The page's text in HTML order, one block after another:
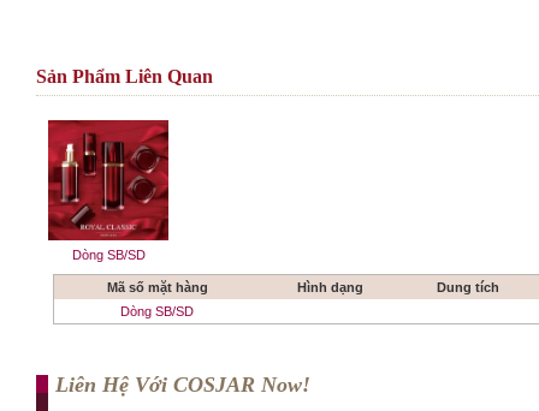
Sản Phẩm Liên Quan
Dòng SB/SD
Mã số mặt hàng Hình dạng
Dung tích
Dòng SB/SD
Liên Hệ Với COSJAR Now!